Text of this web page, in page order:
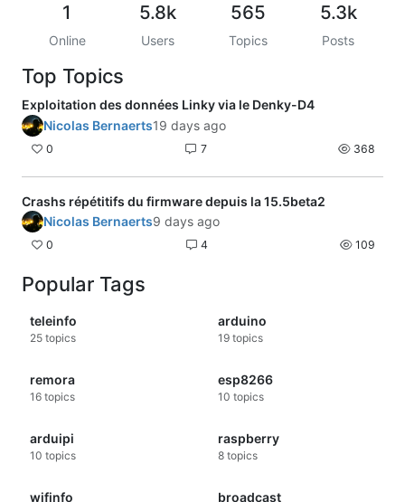
#include <ESP8266HTTPClient.h>
// #include <ESP8266WebServer.h>
#include <ESPAsyncWebServer.h>
#include <Ticker.h>
#include <NeoPixelBus.h>
extern "C" {
#include "./LibMCP23017.h"
//#include "./RFM69registers.h"
//#include "./RFM69.h"
#include "./LibGFX.h"
#include "./LibLibTeleinfo.h"
#include "./LibRadioHead.h"
#define _yield yield
#define _wdt_feed ESP.wdtFeed
//#define DEBUG_INIT
#define REBOOT_DELAY 100 /* Delay
#endif
Si j'envoie un setfp sur tous les fils
pilotes :
1
Online
5.8k
Users
565
Topics
5.3k
Posts
Top Topics
Exploitation des données Linky via le Denky-D4
Nicolas Bernaerts19 days ago
0 7 368
Crashs répétitifs du firmware depuis la 15.5beta2
Nicolas Bernaerts9 days ago
0 4 109
Popular Tags
teleinfo
25 topics
arduino
19 topics
remora
16 topics
esp8266
10 topics
arduipi
10 topics
raspberry
8 topics
wifinfo broadcast